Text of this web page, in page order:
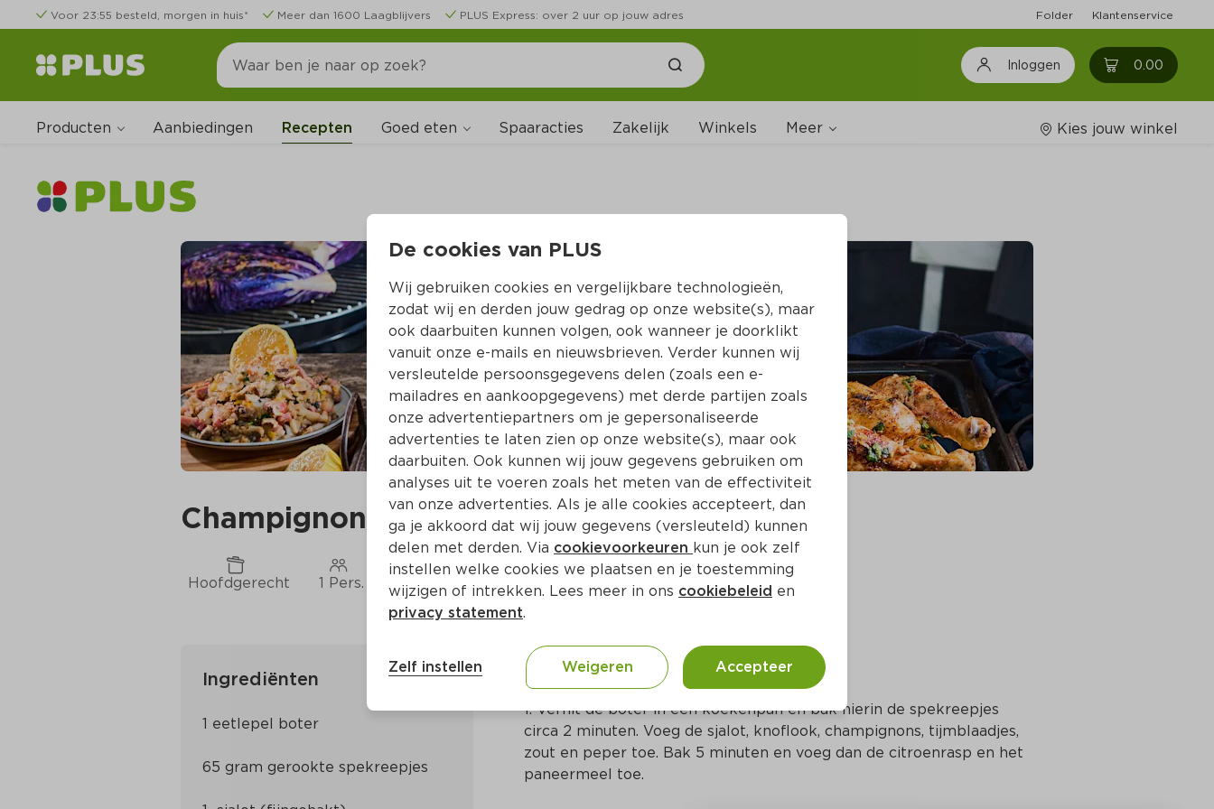
Voor 23:55 besteld, morgen in huis* Meer dan 1600 Laagblijvers PLUS Express: over 2 uur op jouw adres Folder Klantenservice
Inloggen 0.00 0
Producten Aanbiedingen Recepten Goed eten Spaaracties Zakelijk Winkels Meer
Wijnshop
Boodschappenlijstjes
Kies jouw winkel
Champignon-tijmvulling met spekjes
Hoofdgerecht 1 Pers. Ca. 20 Min Frans
Ingrediënten
Bereidingswijze
1. Verhit de boter in een koekenpan en bak hierin de spekreepjes
circa 2 minuten. Voeg de sjalot, knoflook, champig­nons, tijmblaadjes,
zout en peper toe. Bak 5 minuten en voeg dan de citroenrasp en het
paneermeel toe.
De cookies van PLUS
Wij gebruiken cookies en vergelijkbare technologieën,
zodat wij en derden jouw gedrag op onze website(s), maar
ook daarbuiten kunnen volgen, ook wanneer je doorklikt
vanuit onze e-mails en nieuwsbrieven. Verder kunnen wij
versleutelde persoonsgegevens delen (zoals een e-
mailadres en aankoopgegevens) met derde partijen zoals
onze advertentiepartners om je gepersonaliseerde
advertenties te laten zien op onze website(s), maar ook
daarbuiten. Ook kunnen wij jouw gegevens gebruiken om
analyses uit te voeren zoals het meten van de effectiviteit
van onze advertenties. Als je alle cookies accepteert, dan
ga je akkoord dat wij jouw gegevens (versleuteld) kunnen
delen met derden. Via cookievoorkeuren kun je ook zelf
instellen welke cookies we plaatsen en je toestemming
wijzigen of intrekken. Lees meer in ons cookiebeleid en
privacy statement.
Zelf instellen Weigeren Accepteer